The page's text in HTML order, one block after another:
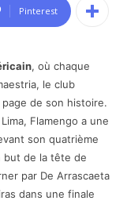
Pinterest
, où chaque
le club
de son histoire.
Flamengo a une
son quatrième
but de la tête de
par De Arrascaeta
dans une finale